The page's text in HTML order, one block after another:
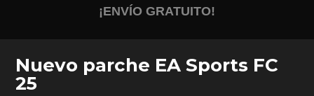
¡ENVÍO GRATUITO!
Nuevo parche EA Sports FC
25